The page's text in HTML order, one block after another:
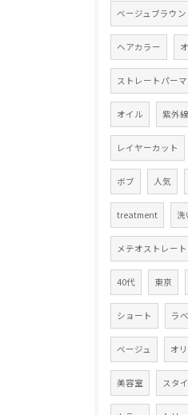
ベージュブラウン
ヘアカラー
ストレートパーマ
オイル 紫外
レイヤーカット
ボブ 人気
treatment 洗
メテオストレート
40代 東京
ショート ラ
ベージュ オ
美容室 スタ